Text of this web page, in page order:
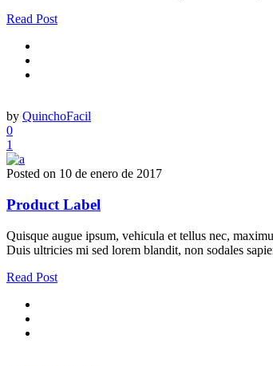
Read Post
by QuinchoFacil
0
1
Posted on 10 de enero de 2017
Product Label
Quisque augue ipsum, vehicula et tellus nec,
Duis ultricies mi sed lorem blandit, non sodales
Read Post